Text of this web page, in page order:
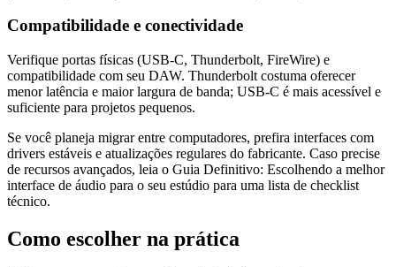
Compatibilidade e conectividade
Verifique portas físicas (USB‑C, Thunderbolt, FireWire) e
compatibilidade com seu DAW. Thunderbolt costuma oferecer
menor latência e maior largura de banda; USB‑C é mais acessível e
suficiente para projetos pequenos.
Se você planeja migrar entre computadores, prefira interfaces com
drivers estáveis e atualizações regulares do fabricante. Caso precise
de recursos avançados, leia o Guia Definitivo: Escolhendo a melhor
interface de áudio para o seu estúdio para uma lista de checklist
técnico.
Como escolher na prática